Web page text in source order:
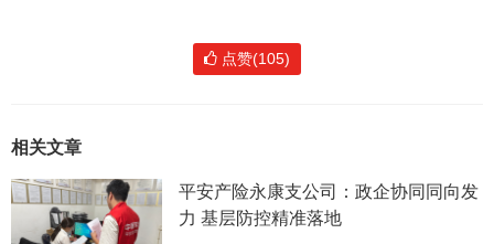
点赞(105)
相关文章
平安产险永康支公司：政企协同同向发
力 基层防控精准落地